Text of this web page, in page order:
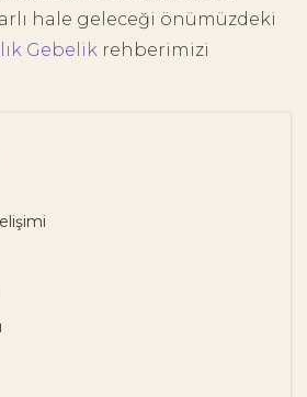
hale geleceği önümüzdeki
Gebelik rehberimizi